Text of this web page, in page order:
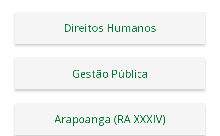
Direitos Humanos
Gestão Pública
Arapoanga (RA XXXIV)